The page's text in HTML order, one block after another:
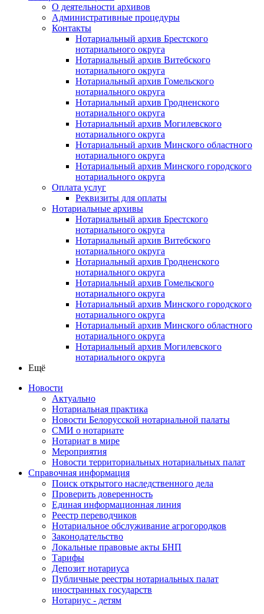
О деятельности архивов
Административные процедуры
Контакты
Нотариальный архив Брестского
нотариального округа
Нотариальный архив Витебского
нотариального округа
Нотариальный архив Гомельского
нотариального округа
Нотариальный архив Гродненского
нотариального округа
Нотариальный архив Могилевского
нотариального округа
Нотариальный архив Минского областного
нотариального округа
Нотариальный архив Минского городского
нотариального округа
Оплата услуг
Реквизиты для оплаты
Нотариальные архивы
Нотариальный архив Брестского
нотариального округа
Нотариальный архив Витебского
нотариального округа
Нотариальный архив Гродненского
нотариального округа
Нотариальный архив Гомельского
нотариального округа
Нотариальный архив Минского городского
нотариального округа
Нотариальный архив Минского областного
нотариального округа
Нотариальный архив Могилевского
нотариального округа
Ещё
Новости
Актуально
Нотариальная практика
Новости Белорусской нотариальной палаты
СМИ о нотариате
Нотариат в мире
Мероприятия
Новости территориальных нотариальных палат
Справочная информация
Поиск открытого наследственного дела
Проверить доверенность
Единая информационная линия
Реестр переводчиков
Нотариальное обслуживание агрогородков
Законодательство
Локальные правовые акты БНП
Тарифы
Депозит нотариуса
Публичные реестры нотариальных палат
иностранных государств
Нотариус - детям